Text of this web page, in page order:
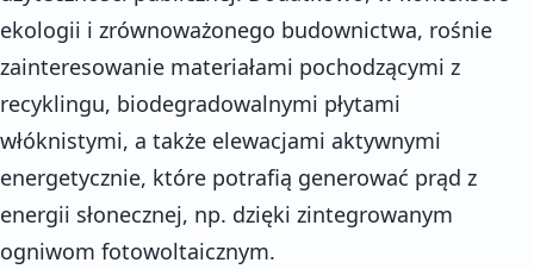
ekologii i zrównoważonego budownictwa, rośnie
zainteresowanie materiałami pochodzącymi z
recyklingu, biodegradowalnymi płytami
włóknistymi, a także elewacjami aktywnymi
energetycznie, które potrafią generować prąd z
energii słonecznej, np. dzięki zintegrowanym
ogniwom fotowoltaicznym.